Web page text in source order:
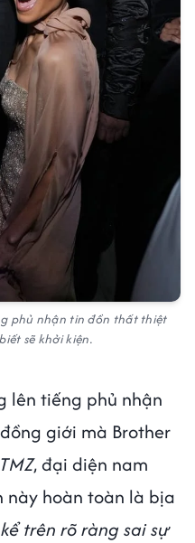
phủ nhận tin đồn thất thiệt
sẽ khởi kiện.
lên tiếng phủ nhận
giới mà Brother
TMZ, đại diện nam
này hoàn toàn là bịa
trên rõ ràng sai sự